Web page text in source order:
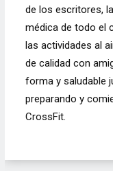
de los escritores,
médica de todo el
las actividades al
de calidad con
forma y saludable
preparando y
CrossFit.